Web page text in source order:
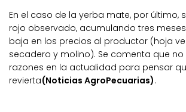
En el caso de la yerba mate, por último,
rojo observado, acumulando tres
baja en los precios al productor (hoja
secadero y molino). Se comenta que
razones en la actualidad para pensar
revierta(Noticias AgroPecuarias).